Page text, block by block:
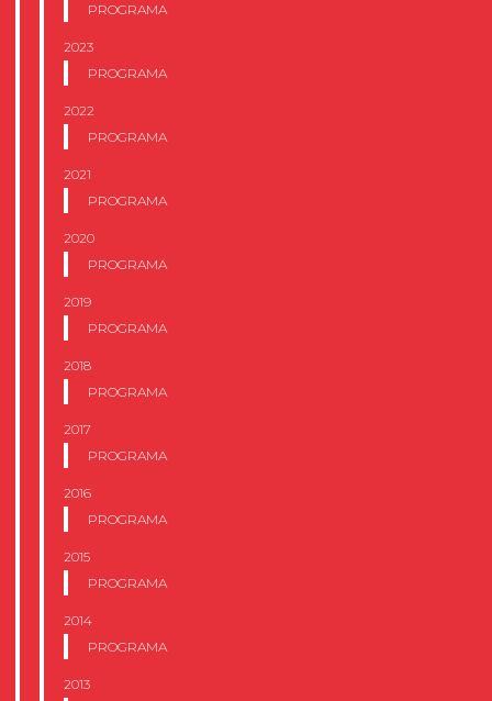
PROGRAMA
2023
PROGRAMA
2022
PROGRAMA
2021
PROGRAMA
2020
PROGRAMA
2019
PROGRAMA
2018
PROGRAMA
2017
PROGRAMA
2016
PROGRAMA
2015
PROGRAMA
2014
PROGRAMA
2013